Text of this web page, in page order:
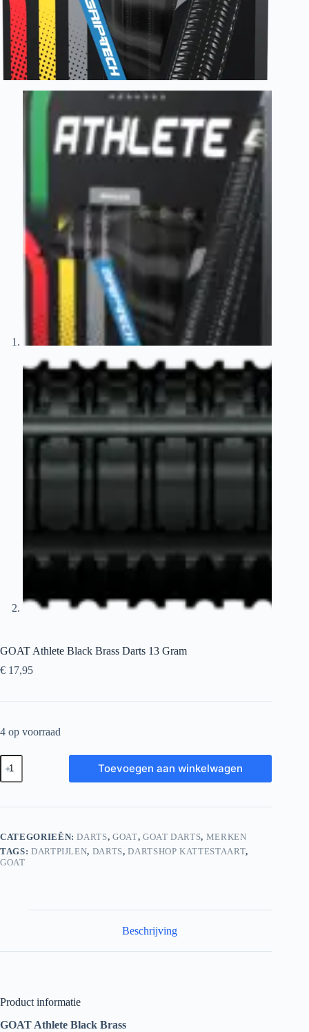
GOAT Athlete Black Brass Darts 13 Gram
€ 17,95
4 op voorraad
GOAT
Athlete
Black
Darts
aantal
Toevoegen aan winkelwagen
CATEGORIEËN:DARTS,GOAT, GOAT DARTS, MERKEN
TAGS: DARTPIJLEN, DARTS,DARTSHOP KATTESTAART,
GOAT
Beschrijving
Product informatie
GOAT Athlete Black Brass